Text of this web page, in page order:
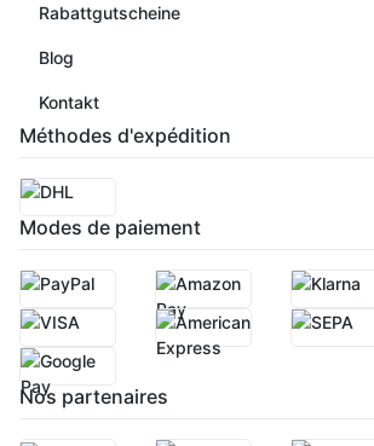
Rabattgutscheine
Blog
Kontakt
Méthodes d'expédition
Modes de paiement
Nos partenaires